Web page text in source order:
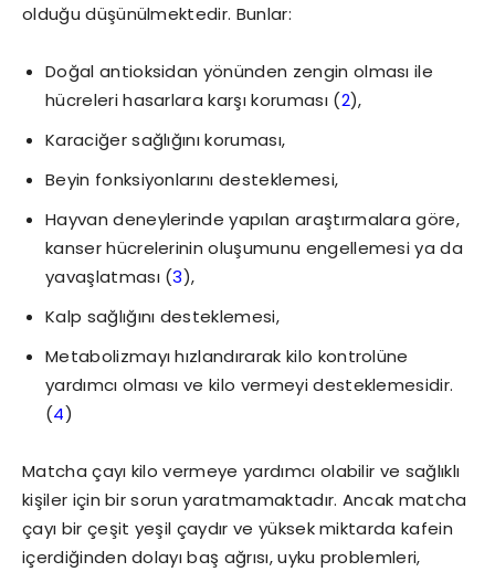
olduğu düşünülmektedir. Bunlar:
Doğal antioksidan yönünden zengin olması ile
hücreleri hasarlara karşı koruması (2),
Karaciğer sağlığını koruması,
Beyin fonksiyonlarını desteklemesi,
Hayvan deneylerinde yapılan araştırmalara göre,
kanser hücrelerinin oluşumunu engellemesi ya da
yavaşlatması (3),
Kalp sağlığını desteklemesi,
Metabolizmayı hızlandırarak kilo kontrolüne
yardımcı olması ve kilo vermeyi desteklemesidir.
(4)
Matcha çayı kilo vermeye yardımcı olabilir ve sağlıklı
kişiler için bir sorun yaratmamaktadır. Ancak matcha
çayı bir çeşit yeşil çaydır ve yüksek miktarda kafein
içerdiğinden dolayı baş ağrısı, uyku problemleri,